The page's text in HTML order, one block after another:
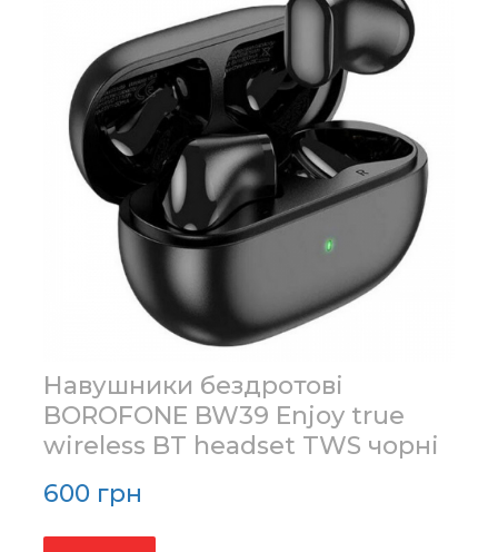
Навушники бездротові
BOROFONE BW39 Enjoy true
wireless BT headset TWS чорні
600 грн